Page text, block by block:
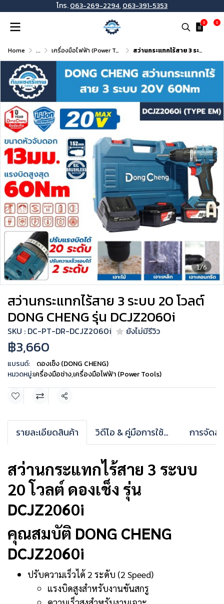
โทร.063-269-2294,063-391-5353
0 0
Home ... เครื่องมือไฟฟ้า (Power Tools) สว่านกระแทกไร้สาย 3 ระบบ 20 โวลต์ DONG CHENG รุ่น DCJZ2060i
1/6
สว่านกระแทกไร้สาย 3 ระบบ 20 โวลต์
DONG CHENG รุ่น DCJZ2060i
SKU : DC-PT-DR-DCJZ2060i ยังไม่มีรีวิว
฿3,660
แบรนด์:
ดองเช็ง (DONG CHENG)
หมวดหมู่:เครื่องมือช่าง,เครื่องมือไฟฟ้า (Power Tools)
แชร์
รายละเอียดสินค้า วิดีโอ & คู่มือการใช้งาน การจัดส่
สว่านกระแทกไร้สาย 3 ระบบ
20 โวลต์ ดองเช็ง รุ่น
DCJZ2060i
คุณสมบัติ DONG CHENG
DCJZ2060i
ปรับความเร็วได้ 2 ระดับ (2 Speed)
แรงบิดสูงสำหรับงานขันสกรู